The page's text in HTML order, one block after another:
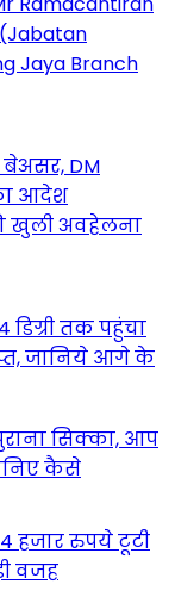
Jaya Branch
DM
आदेश
खुली अवहेलना
डिग्री तक पहुंचा
जानिये आगे के
सिक्का, आप
कैसे
हजार रुपये टूटी
वजह